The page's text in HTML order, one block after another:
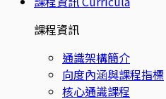
課程資訊
通識架構簡介
向度內涵與課程指標
核心通識課程